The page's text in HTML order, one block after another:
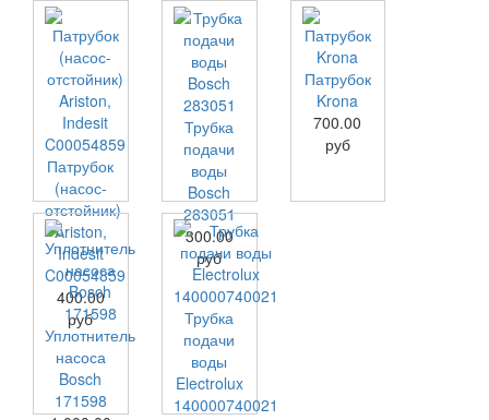
Патрубок
(насос-
отстойник)
Ariston,
Indesit
C00054859
400.00
руб
Трубка
подачи
воды
Bosch
283051
300.00
руб
Патрубок
Krona
700.00
руб
Уплотнитель
насоса
Bosch
171598
Трубка
подачи
воды
Electrolux
140000740021